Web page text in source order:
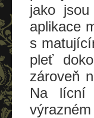
jako
aplikace
s
pleť
zároveň
Na lícní